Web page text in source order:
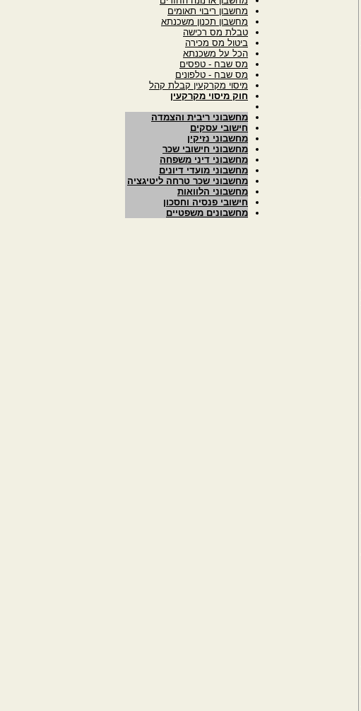
מחשבון ריבוי תאומים
מחשבון תכנון משכנתא
טבלת מס רכישה
ביטול מס מכירה
הכל על משכנתא
מס שבח - טפסים
מס שבח - טלפונים
מיסוי מקרקעין קבלת קהל
חוק מיסוי מקרקעין
מחשבוני ריבית והצמדה
חישובי עסקים
מחשבוני נזיקין
מחשבוני חישובי שכר
מחשבוני דיני משפחה
מחשבוני מועדי דיונים
מחשבוני שכר טרחה ליטיגציה
מחשבוני הלוואות
חישובי פנסיה וחסכון
מחשבונים משפטיים